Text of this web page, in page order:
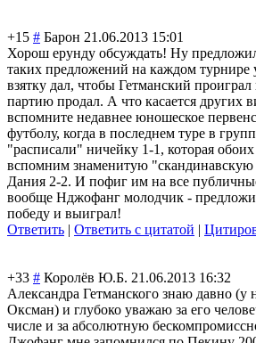
+15 # Барон 21.06.2013 15:01
Хорош ерунду обсуждать! Ну
таких предложений на каждом турнире
взятку дал, чтобы Гетманский
партию продал. А что касается других
вспомните недавнее юношеское
футболу, когда в последнем туре в
"расписали" ничейку 1-1, которая
вспомним знаменитую
Дания 2-2. И пофиг им на все
вообще Нджофанг молодчик -
победу и выиграл!
Ответить | Ответить с цитатой |
+33 # Королёв Ю.Б. 21.06.2013 16:32
Александра Гетманского знаю давно
Оксман) и глубоко уважаю за его
числе и за абсолютную